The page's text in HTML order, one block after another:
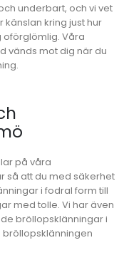
underbart, och vi vet
kring just hur
Våra
vänds mot dig när du
på våra
så att du med säkerhet
i fodral form till
med tolle. Vi har även
bröllopsklänningar i
bröllopsklänningen